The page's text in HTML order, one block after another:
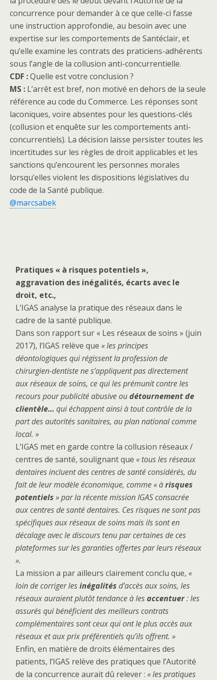
concurrence pour demander à ce que celle-ci fasse
une instruction approfondie, au besoin avec une
expertise sur les comportements de Santéclair, et
qu’elle examine les contrats des praticiens-adhérents
sous l’angle de la collusion anti-concurrentielle.
CDF :Quelle est votre conclusion ?
MS : L’arrêt est bref, non motivé en dehors de la seule
référence au code du Commerce. Les réponses sont
laconiques, voire absentes pour les questions-clés
(collusion et enquête sur les comportements anti-
concurrentiels). La décision laisse persister toutes les
incertitudes sur les règles de droit applicables et les
sanctions qu’encourent les personnes morales
lorsqu’elles violent les dispositions législatives du
code de la Santé publique.
@marcsabek
Pratiques « à risques potentiels »,
aggravation des inégalités, écarts avec le
droit, etc.,
L’IGAS analyse la pratique des réseaux dans le
cadre de la santé publique.
Dans son rapport sur « Les réseaux de soins » (juin
2017), l’IGAS relève que « les principes
déontologiques qui régissent la profession de
chirurgien-dentiste ne s’appliquent pas directement
aux réseaux de soins, ce qui les prémunit contre les
recours pour publicité abusive oudétournement de
clientèle… qui échappent ainsi à tout contrôle de la
part des autorités sanitaires, au plan national comme
local. »
L’IGAS met en garde contre la collusion réseaux /
centres de santé, soulignant que « tous les réseaux
dentaires incluent des centres de santé considérés, du
fait de leur modèle économique, comme « àrisques
potentiels » par la récente mission IGAS consacrée
aux centres de santé dentaires. Ces risques ne sont pas
spécifiques aux réseaux de soins mais ils sont en
décalage avec le discours tenu par certaines de ces
plateformes sur les garanties offertes par leurs réseaux
».
La mission a par ailleurs clairement conclu que, «
loin de corriger lesinégalités d’accès aux soins, les
réseaux auraient plutôt tendance à lesaccentuer: les
assurés qui bénéficient des meilleurs contrats
complémentaires sont ceux qui ont le plus accès aux
réseaux et aux prix préférentiels qu’ils offrent. »
Enfin, en matière de droits élémentaires des
patients, l’IGAS relève des pratiques que l’Autorité
de la concurrence aurait dû relever : « les pratiques